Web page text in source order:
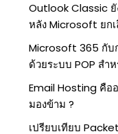
Outlook Classic ยั
หลัง Microsoft ยก
Microsoft 365 กับ
ด้วยระบบ POP สำ
Email Hosting คือ
มองข้าม ?
เปรียบเทียบ